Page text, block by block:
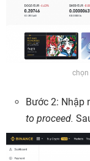
chọn
Bước 2: Nhập
to proceed.